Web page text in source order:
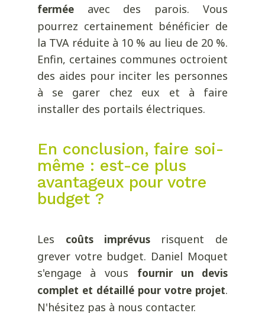
ferméeavec des parois. Vous
pourrez certainement bénéficier de
la TVA réduite à 10 % au lieu de 20 %.
Enfin, certaines communes octroient
des aides pour inciter les personnes
à se garer chez eux et à faire
installer des portails électriques.
En conclusion, faire soi-
même : est-ce plus
avantageux pour votre
budget ?
Les coûts imprévusrisquent de
grever votre budget. Daniel Moquet
s'engage à vous fournir un devis
complet et détaillé pour votre projet.
N'hésitez pas à nous contacter.